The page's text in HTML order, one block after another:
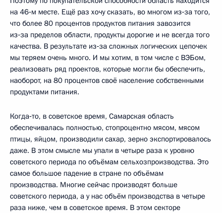
на 46‑м месте. Ещё раз хочу сказать, во многом из‑за того,
что более 80 процентов продуктов питания завозится
из‑за пределов области, продукты дорогие и не всегда того
качества. В результате из‑за сложных логических цепочек
мы теряем очень много. И мы хотим, в том числе с ВЭБом,
реализовать ряд проектов, которые могли бы обеспечить,
наоборот, на 80 процентов своё население собственными
продуктами питания.
Когда‑то, в советское время, Самарская область
обеспечивалась полностью, стопроцентно мясом, мясом
птицы, яйцом, производили сахар, зерно экспортировалось
даже. В этом смысле мы упали в четыре раза к уровню
советского периода по объёмам сельхозпроизводства. Это
самое большое падение в стране по объёмам
производства. Многие сейчас производят больше
советского периода, а у нас объём производства в четыре
раза ниже, чем в советское время. В этом секторе